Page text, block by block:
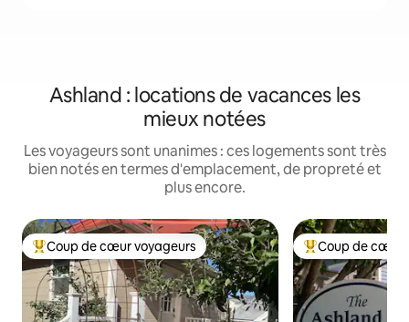
Ashland : locations de vacances les
mieux notées
Les voyageurs sont unanimes : ces logements sont très
bien notés en termes d'emplacement, de propreté et
plus encore.
Coups de cœur voyageurs les plus appréciés
Coup de cœur voyageurs Coups de cœur
Coup de cœur